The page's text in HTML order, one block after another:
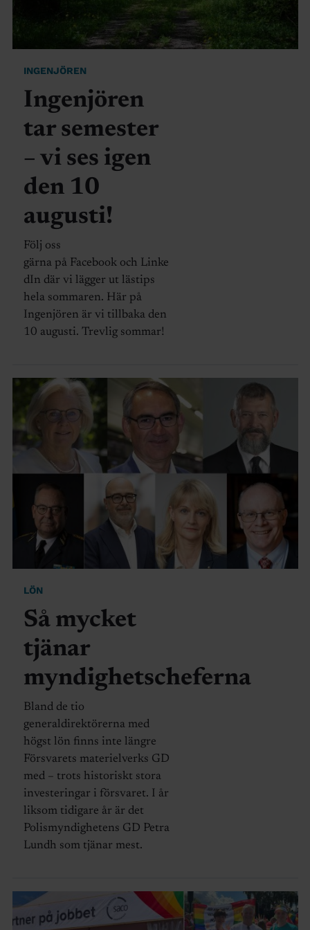
INGENJÖREN
Ingenjören
tar semester
– vi ses igen
den 10
augusti!
Följ oss
gärna på Facebook och Linke
dIn där vi lägger ut lästips
hela sommaren. Här på
Ingenjören är vi tillbaka den
10 augusti. Trevlig sommar!
LÖN
Så mycket
tjänar
myndighetscheferna
Bland de tio
generaldirektörerna med
högst lön finns inte längre
Försvarets materielverks GD
med – trots historiskt stora
investeringar i försvaret. I år
liksom tidigare år är det
Polismyndighetens GD Petra
Lundh som tjänar mest.